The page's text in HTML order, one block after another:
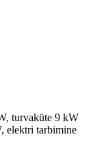
turvaküte 9 kW
elektri tarbimine